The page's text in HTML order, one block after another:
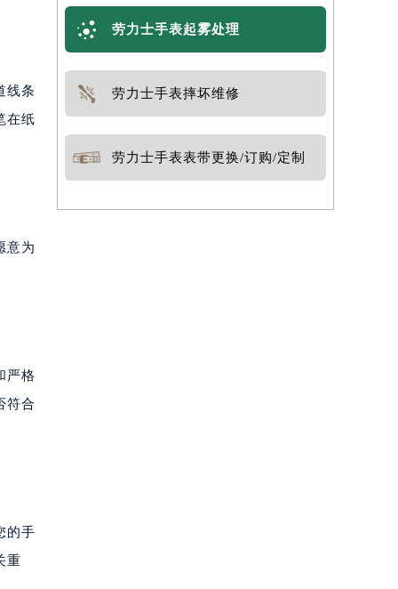
线条
在纸
意为
严格
符合
的手
重
劳力士手表起雾处理
劳力士手表摔坏维修
劳力士手表表带更换/订购/定制